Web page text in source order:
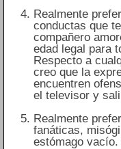
Realmente
conductas que
compañero
edad legal para
Respecto a
creo que la
encuentren
el televisor y
Realmente
fanáticas,
estómago